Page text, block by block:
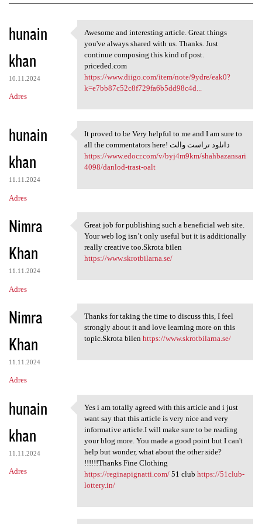
K
o
m
e
n
a
r
z
e
hunain
khan
10.11.2024
Adres
Awesome and interesting
Awesome and interesting article. Great things
you've always shared with us. Thanks. Just
continue composing this kind of post.
priceded.com
https://www.diigo.com/item/note/9ydre/eak0?
k=e7bb87c52c8f729fa6b5dd98c4d...
hunain
khan
11.11.2024
Adres
It proved to be Very helpful
It proved to be Very helpful to me and I am sure to
all the commentators here! دانلود تراست والت
https://www.edocr.com/v/byj4m9km/shahbazansari
4098/danlod-trast-oalt
Nimra
Khan
11.11.2024
Adres
Great job for publishing such
Great job for publishing such a beneficial web site.
Your web log isn’t only useful but it is additionally
really creative too.Skrota bilen
https://www.skrotbilarna.se/
Nimra
Khan
11.11.2024
Adres
Thanks for taking the time to
Thanks for taking the time to discuss this, I feel
strongly about it and love learning more on this
topic.Skrota bilen https://www.skrotbilarna.se/
hunain
khan
11.11.2024
Adres
Yes i am totally agreed with
Yes i am totally agreed with this article and i just
want say that this article is very nice and very
informative article.I will make sure to be reading
your blog more. You made a good point but I can't
help but wonder, what about the other side?
!!!!!!Thanks Fine Clothing
https://reginapignatti.com/51 club https://51club-
lottery.in/